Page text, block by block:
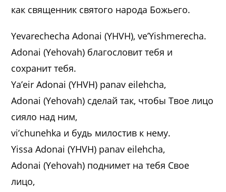
как священник святого народа Божьего.
Yevarechecha Adonai (YHVH), ve’Yishmerecha.
Adonai (Yehovah) благословит тебя и
сохранит тебя.
Ya’eir Adonai (YHVH) panav eilehcha,
Adonai (Yehovah) сделай так, чтобы Твое лицо
сияло над ним,
vi’chunehka и будь милостив к нему.
Yissa Adonai (YHVH) panav eilehcha,
Adonai (Yehovah) поднимет на тебя Свое
лицо,